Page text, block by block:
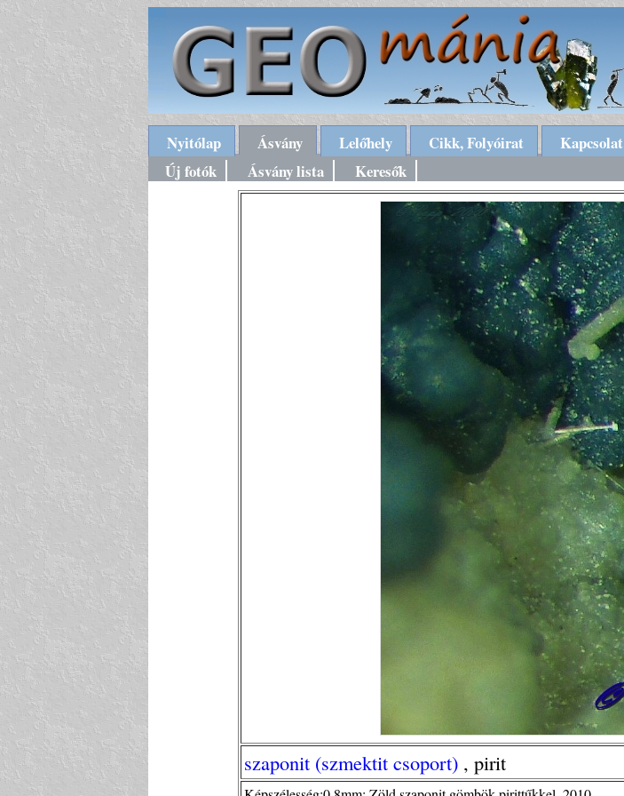
Nyitólap Ásvány Lelőhely Cikk, Folyóirat
Kapcsolat
Új fotók
Ásvány lista Keresők
szaponit (szmektit csoport) , pirit